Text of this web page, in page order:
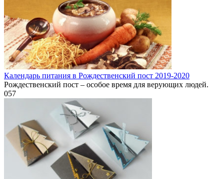
Календарь питания в Рождественский пост 2019-2020
Рождественский пост – особое время для верующих людей.
057